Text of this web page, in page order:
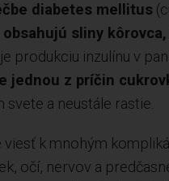
diabetes mellitus
obsahujú sliny kôrovca,
produkciu inzulínu v
jednou z príčin
svete a neustále rastie.
viesť k mnohým
očí, nervov a